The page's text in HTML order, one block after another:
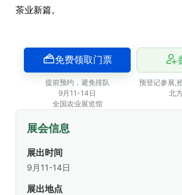
茶业新篇。
免费领取门票
提前预约，避免排队
9月11-14日
全国农业展览馆
预登记参展,
北
展会信息
展出时间
9月11-14日
展出地点